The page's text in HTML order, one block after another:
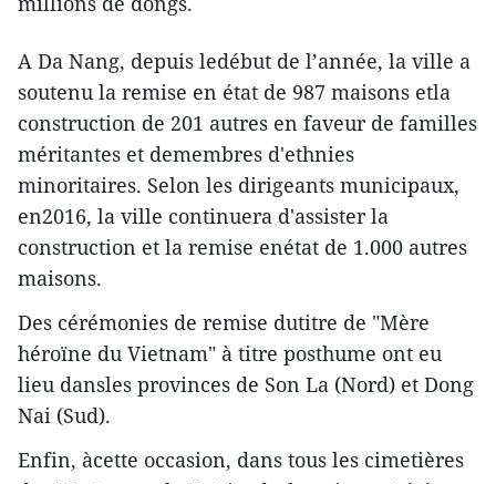
A Da Nang, depuis ledébut de l’année, la ville a
soutenu la remise en état de 987 maisons etla
construction de 201 autres en faveur de familles
méritantes et demembres d'ethnies
minoritaires. Selon les dirigeants municipaux,
en2016, la ville continuera d'assister la
construction et la remise enétat de 1.000 autres
maisons.
Des cérémonies de remise dutitre de "Mère
héroïne du Vietnam" à titre posthume ont eu
lieu dansles provinces de Son La (Nord) et Dong
Nai (Sud).
Enfin, àcette occasion, dans tous les cimetières